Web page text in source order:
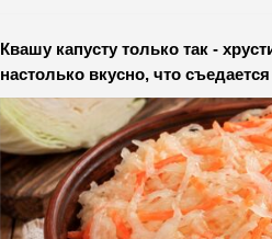
Квашу капусту только так -
настолько вкусно, что